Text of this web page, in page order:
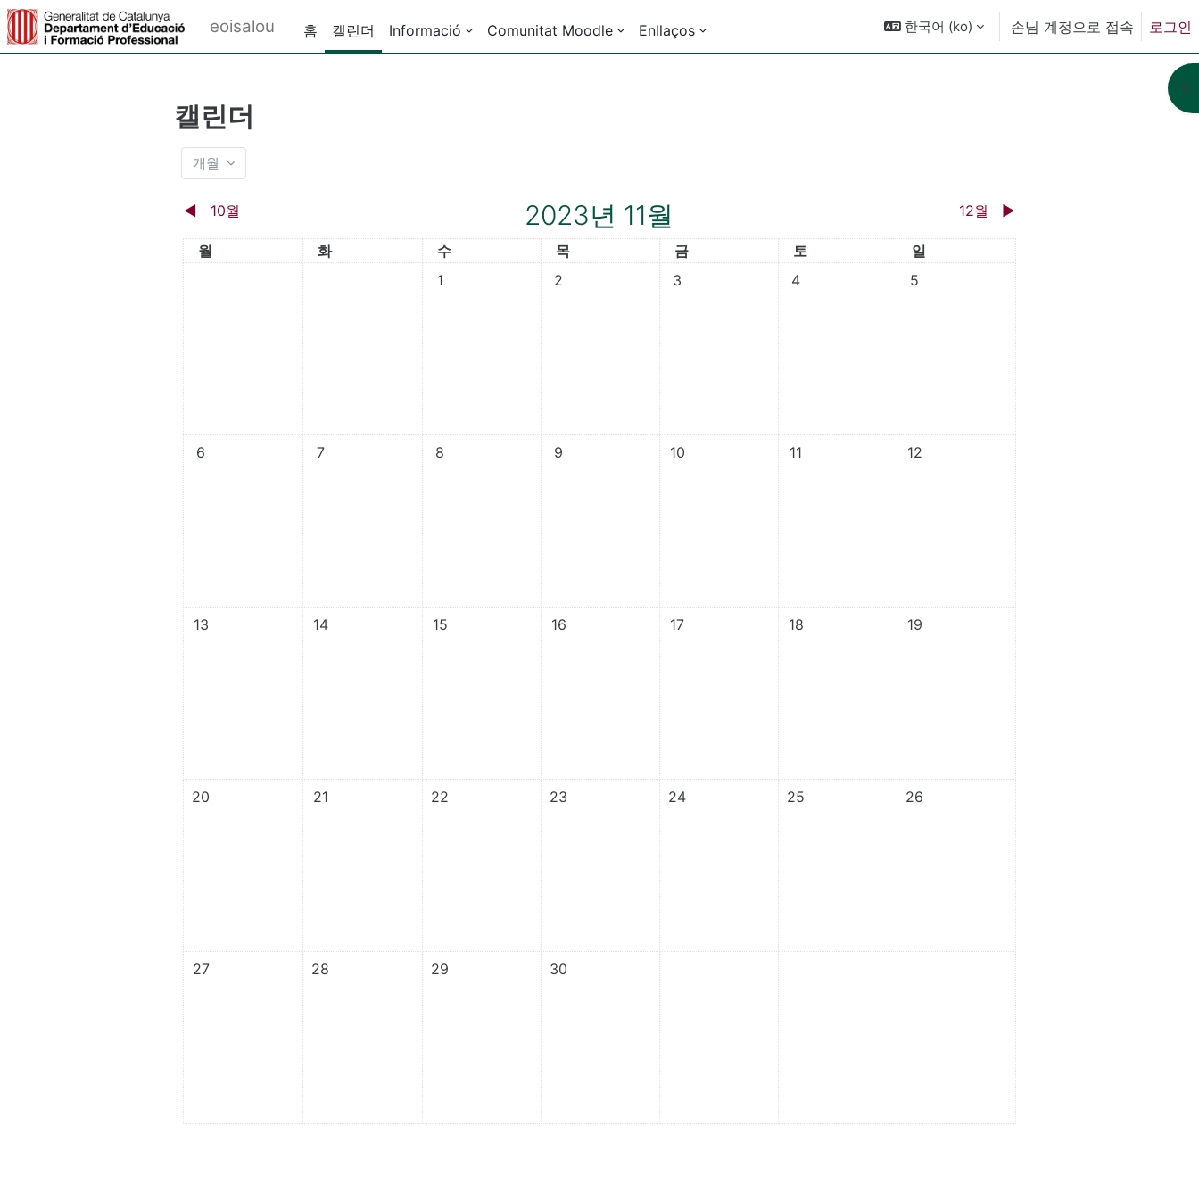
메인 콘텐츠로 건너뛰기
eoisalou 홈 캘린더 Informació Comunitat Moodle Enllaços 한국어 ‎(ko)‎ 손님 계정으로 접속 로그인
블
캘린더
개월
◀︎ 10월 2023년 11월 12월 ▶︎
월요일
월 화요일
화 수요일
수 목요일
목 금요일
금 토요일
토 일요일
일
이벤트 없음, 11월 1일, 수요일
1 이벤트 없음, 11월 2일, 목요일
2 이벤트 없음, 11월 3일, 금요일
3 이벤트 없음, 11월 4일, 토요일
4 이벤트 없음, 11월 5일, 일요일
5
이벤트 없음, 11월 6일, 월요일
6 이벤트 없음, 11월 7일, 화요일
7 이벤트 없음, 11월 8일, 수요일
8 이벤트 없음, 11월 9일, 목요일
9 이벤트 없음, 11월 10일, 금요일
10 이벤트 없음, 11월 11일, 토요일
11 이벤트 없음, 11월 12일, 일요일
12
이벤트 없음, 11월 13일, 월요일
13 이벤트 없음, 11월 14일, 화요일
14 이벤트 없음, 11월 15일, 수요일
15 이벤트 없음, 11월 16일, 목요일
16 이벤트 없음, 11월 17일, 금요일
17 이벤트 없음, 11월 18일, 토요일
18 이벤트 없음, 11월 19일, 일요일
19
이벤트 없음, 11월 20일, 월요일
20 이벤트 없음, 11월 21일, 화요일
21 이벤트 없음, 11월 22일, 수요일
22 이벤트 없음, 11월 23일, 목요일
23 이벤트 없음, 11월 24일, 금요일
24 이벤트 없음, 11월 25일, 토요일
25 이벤트 없음, 11월 26일, 일요일
26
이벤트 없음, 11월 27일, 월요일
27 이벤트 없음, 11월 28일, 화요일
28 이벤트 없음, 11월 29일, 수요일
29 이벤트 없음, 11월 30일, 목요일
30